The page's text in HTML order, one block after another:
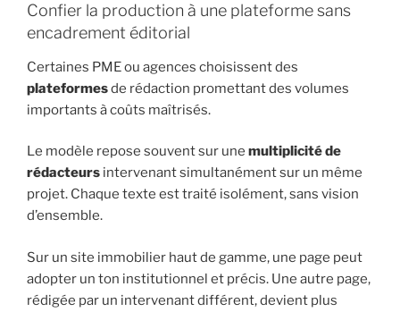
Confier la production à une plateforme sans
encadrement éditorial
Certaines PME ou agences choisissent des
plateformesde rédaction promettant des volumes
importants à coûts maîtrisés.
Le modèle repose souvent sur une multiplicité de
rédacteurs intervenant simultanément sur un même
projet. Chaque texte est traité isolément, sans vision
d’ensemble.
Sur un site immobilier haut de gamme, une page peut
adopter un ton institutionnel et précis. Une autre page,
rédigée par un intervenant différent, devient plus